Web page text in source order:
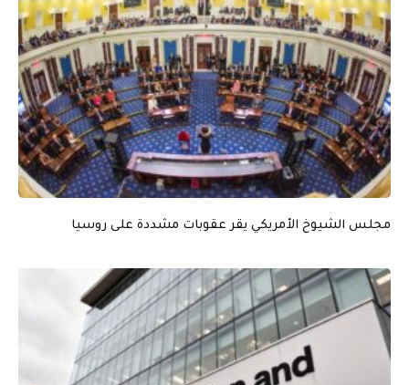
مجلس الشيوخ الأمريكي يقر عقوبات مشددة على روسيا